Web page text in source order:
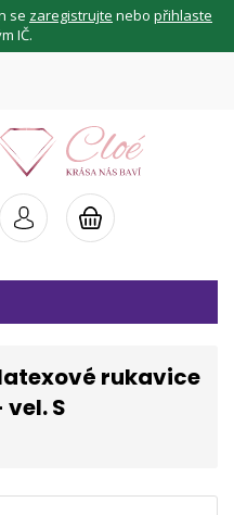
se zaregistrujte nebo přihlaste
IČ.
rukavice
S